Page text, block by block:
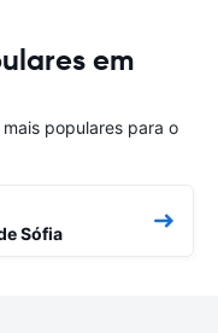
em
populares para o
Sófia